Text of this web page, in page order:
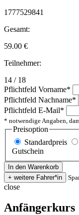
1777529841
Gesamt:
59.00 €
Teilnehmer:
14 / 18
Pflichtfeld Vorname*
Pflichtfeld Nachname*
Pflichtfeld E-Mail*
* notwendige Angaben,
Preisoption
Standardpreis
Gutschein
close
Anfängerkurs